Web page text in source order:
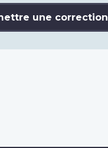
une correction